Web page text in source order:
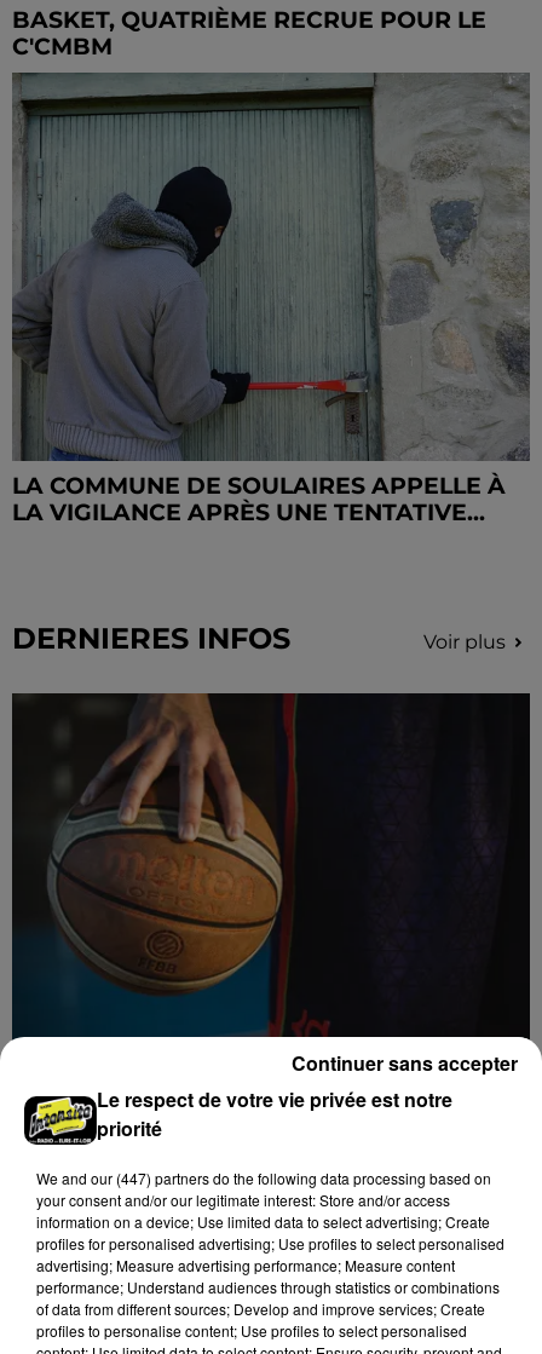
BASKET, QUATRIÈME RECRUE POUR LE
C'CMBM
LA COMMUNE DE SOULAIRES APPELLE À
LA VIGILANCE APRÈS UNE TENTATIVE...
DERNIERES INFOS Voir plus
Basket, quatrième recrue pour le C'CMBM
Le respect de votre vie privée est notre
priorité
We and our (447) partnersdo the following data processing based on
your consent and/or our legitimate interest: Store and/or access
information on a device; Use limited data to select advertising; Create
profiles for personalised advertising; Use profiles to select personalised
advertising; Measure advertising performance; Measure content
performance; Understand audiences through statistics or combinations
of data from different sources; Develop and improve services; Create
profiles to personalise content; Use profiles to select personalised
Continuer sans accepter